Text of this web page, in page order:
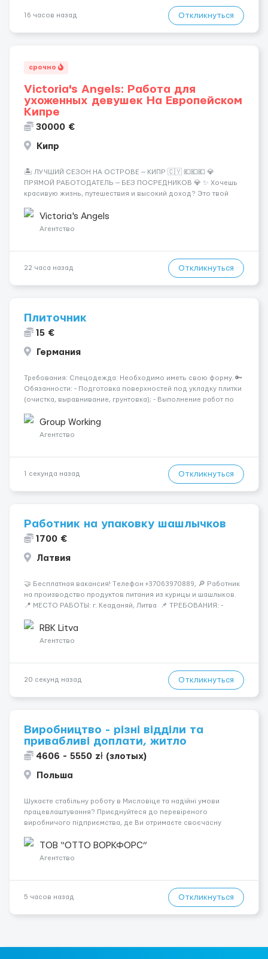
16 часов назад Откликнуться
срочно
Victoria's Angels: Работа для
ухоженных девушек На Европейском
Кипре
30000 €
Кипр
🏝️ ЛУЧШИЙ СЕЗОН НА ОСТРОВЕ — КИПР 🇨🇾 💶💶💶 💎
ПРЯМОЙ РАБОТОДАТЕЛЬ — БЕЗ ПОСРЕДНИКОВ 💎 ✨ Хочешь
красивую жизнь, путешествия и высокий доход? Это твой
Опытная команда с годами практики — Стабильный поток
клиентов (без ...
Victoria's Angels
Агентство
22 часа назад Откликнуться
Плиточник
15 €
Германия
Требования: Спецодежда: Необходимо иметь свою форму. 🔑
Обязанности: - Подготовка поверхностей под укладку плитки
(очистка, выравнивание, грунтовка); - Выполнение работ по
видов плитки на стены, полы и иные поверхности; - Разметка
Group Working
Агентство
1 секунда назад Откликнуться
Работник на упаковку шашлычков
1700 €
Латвия
🤝 Бесплатная вакансия! Tелефон +37063970889, 🔎 Работник
на производство продуктов питания из курицы и шашлыков.
📍 МЕСТО РАБОТЫ: г. Кеаданяй, Литва 📌 ТРЕБОВАНИЯ: -
нужен 📆 ГРАФИК РАБОТЫ: - ПН по ВС, выходные плавающие
RBK Litva
Агентство
20 секунд назад Откликнуться
Виробництво - різні відділи та
привабливі доплати, житло
4606 - 5550 zł (злотых)
Польша
Шукаєте стабільну роботу в Мисловіце та надійні умови
працевлаштування? Приєднуйтеся до перевіреного
виробничого підприємства, де Ви отримаєте своєчасну
підібрати посаду відповідно до Ваших навичок
Локація: Мисловіце Форма пр...
ТОВ “ОТТО ВОРКФОРС”
Агентство
5 часов назад Откликнуться